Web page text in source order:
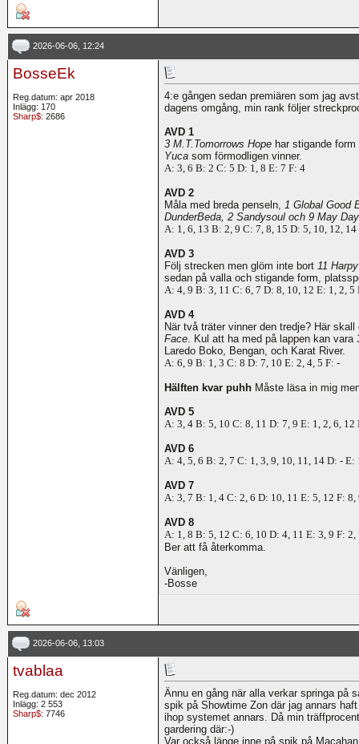
2026-06-06, 12:24
BosseEk
Reg.datum: apr 2018
Inlägg: 170
Sharp$: 2686
4:e gången sedan premiären som jag
dagens omgång, min rank följer
AVD 1
3 M.T.Tomorrows Hope har stigande
Yuca som förmodligen vinner.
A: 3, 6 B: 2 C: 5 D: 1, 8 E: 7 F: 4
AVD 2
Måla med breda penseln, 1 Global Good
DunderBeda, 2 Sandysoul och 9 May
A: 1, 6, 13 B: 2, 9 C: 7, 8, 15 D: 5, 10, 12,
AVD 3
Följ strecken men glöm inte bort 11 Harpy
sedan på valla och stigande form,
A: 4, 9 B: 3, 11 C: 6, 7 D: 8, 10, 12 E: 1, 2, 5
AVD 4
När två träter vinner den tredje? Här
Face. Kul att ha med på lappen kan vara
Laredo Boko, Bengan, och Karat River.
A: 6, 9 B: 1, 3 C: 8 D: 7, 10 E: 2, 4, 5 F: -
Hälften kvar puhh Måste läsa in mig
AVD 5
A: 3, 4 B: 5, 10 C: 8, 11 D: 7, 9 E: 1, 2, 6, 12
AVD 6
A: 4, 5, 6 B: 2, 7 C: 1, 3, 9, 10, 11, 14 D: - E:
AVD 7
A: 3, 7 B: 1, 4 C: 2, 6 D: 10, 11 E: 5, 12 F: 8,
AVD 8
A: 1, 8 B: 5, 12 C: 6, 10 D: 4, 11 E: 3, 9 F: 2,
Ber att få återkomma.
Vänligen,
-Bosse
2026-06-06, 13:03
tvablaa
Reg.datum: dec 2012
Inlägg: 2 553
Sharp$: 7746
Ännu en gång när alla verkar springa på
spik på Showtime Zon där jag annars
ihop systemet annars. Då min
gardering där:-)
Var också länge inne på spik på